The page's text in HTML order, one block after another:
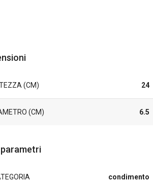
(CM) 24
(CM) 6.5
condimento